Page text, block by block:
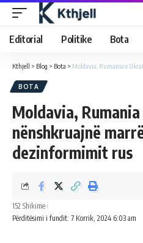
Editorial Politike Bota
Kthjell > Blog > Bota > Moldavia, Rumania e Ukraina
BOTA
Moldavia,
nënshkruajnë
dezinformimit rus
Përditësimi i fundit: 7 Korrik, 2024 6:03 am
152 Shikime